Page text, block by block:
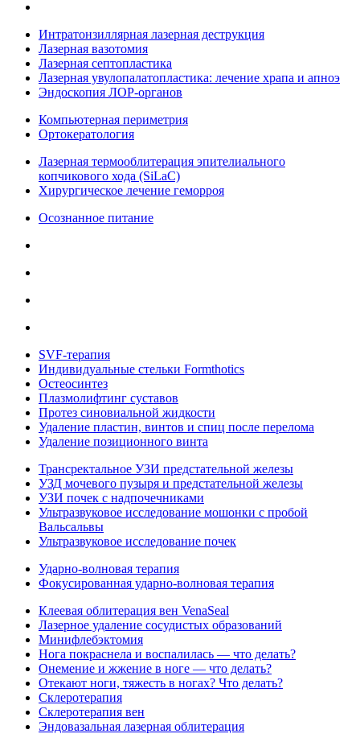
Интратонзиллярная лазерная деструкция
Лазерная вазотомия
Лазерная септопластика
Лазерная увулопалатопластика: лечение храпа и апноэ
Эндоскопия ЛОР-органов
Компьютерная периметрия
Ортокератология
Лазерная термооблитерация эпителиального
копчикового хода (SiLaC)
Хирургическое лечение геморроя
Осознанное питание
SVF-терапия
Индивидуальные стельки Formthotics
Остеосинтез
Плазмолифтинг суставов
Протез синовиальной жидкости
Удаление пластин, винтов и спиц после перелома
Удаление позиционного винта
Трансректальное УЗИ предстательной железы
УЗД мочевого пузыря и предстательной железы
УЗИ почек с надпочечниками
Ультразвуковое исследование мошонки с пробой
Вальсальвы
Ультразвуковое исследование почек
Ударно-волновая терапия
Фокусированная ударно-волновая терапия
Клеевая облитерация вен VenaSeal
Лазерное удаление сосудистых образований
Минифлебэктомия
Нога покраснела и воспалилась — что делать?
Онемение и жжение в ноге — что делать?
Отекают ноги, тяжесть в ногах? Что делать?
Склеротерапия
Склеротерапия вен
Эндовазальная лазерная облитерация